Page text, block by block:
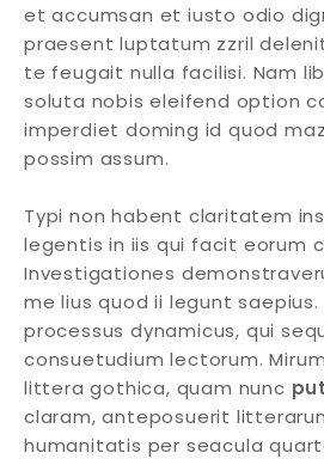
et accumsan et iusto odio
praesent luptatum zzril
te feugait nulla facilisi. Nam
soluta nobis eleifend option
imperdiet doming id quod
possim assum.
Typi non habent claritatem
legentis in iis qui facit eorum
Investigationes
me lius quod ii legunt
processus dynamicus, qui
consuetudium lectorum.
littera gothica, quam nunc
claram, anteposuerit
humanitatis per seacula